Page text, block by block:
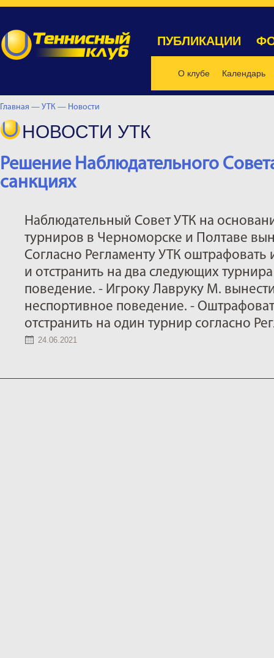
ПУБЛИКАЦИИ
О клубе Календарь
Главная — УТК — Новости
НОВОСТИ УТК
Решение Наблюдательного
санкциях
Наблюдательный Совет УТК на
турниров в Черноморске и Полтаве
Согласно Регламенту УТК
и отстранить на два следующих
поведение. - Игроку Лавруку М.
неспортивное поведение. -
отстранить на один турнир согласно
24.06.2021